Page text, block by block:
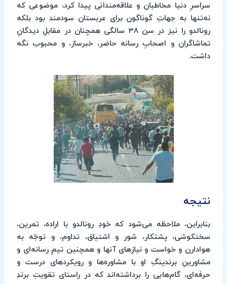
سراسرِ دنیا مخاطبان و علاقه‌مندانی پیدا کرد، موضوعی که
نه‌تنها به جهاتِ گوناگون برای عربستان سودمند بود بلکه
رونالدو را نیز در سن 38 سالگی همچنان در مقابلِ دیدگانِ
تماشاگران و اصحابِ رسانه حاضر، خبرساز، و محبوب نگه
داشت.
نتیجه
بنابراین، ملاحظه می‌شود که خودِ رونالدو با اراده، تمرین،
سختکوشی، پشتکار، شور و اشتیاق، تداوم، و توجّه به
هوادارن و خواست و نیازهای آنها و همچنین تیمِ رسانه‌ای و
مشاورینِ برندینگِ او با مشاوره‌ها و رویکردهای درست و
حرفه‌ای، گام‌هایی را برداشته‌اند که در راستای تقویتِ برندِ